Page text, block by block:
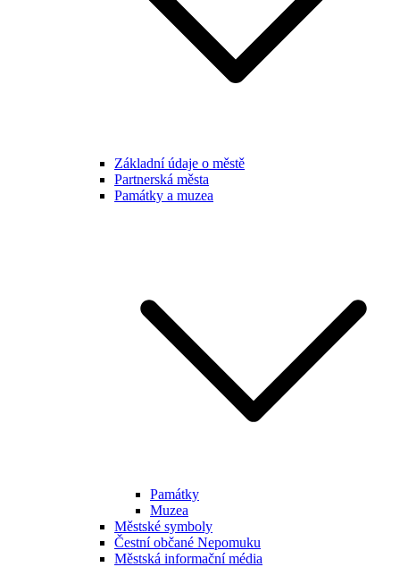
Základní údaje o městě
Partnerská města
Památky a muzea
Památky
Muzea
Městské symboly
Čestní občané Nepomuku
Městská informační média